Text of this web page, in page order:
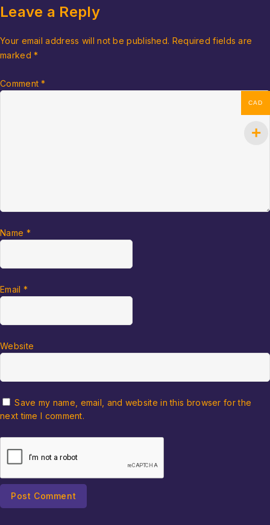
Leave a Reply
Your email address will not be published. Required fields are
marked*
Comment*
Name *
Email *
Website
Save my name, email, and website in this browser for the
next time I comment.
CAD